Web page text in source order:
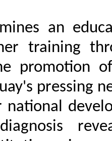
an
training
promotion
pressing